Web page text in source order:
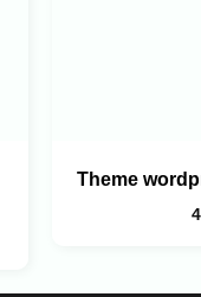
Theme